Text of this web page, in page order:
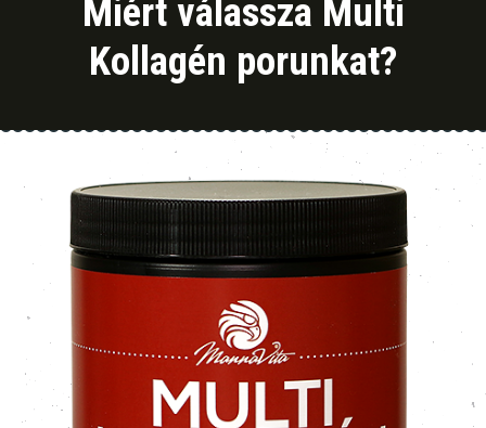
Miért válassza Multi
Kollagén porunkat?